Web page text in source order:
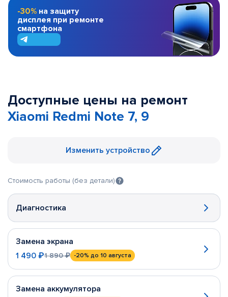
-30% на защиту
дисплея при ремонте
смартфона
Доступные цены на ремонт
Xiaomi Redmi Note 7, 9
Изменить устройство
Стоимость работы (без детали)
Диагностика
Замена экрана
1 490 ₽1 890 ₽ -20% до 10 августа
Замена аккумулятора